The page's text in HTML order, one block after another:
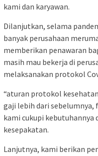
kami dan karyawan.
Dilanjutkan, selama
banyak perusahaan
memberikan penawaran
masih mau bekerja di
melaksanakan protokol
“aturan protokol
gaji lebih dari sebelumnya,
kami cukupi kebutuhannya
kesepakatan.
Lanjutnya, kami berikan